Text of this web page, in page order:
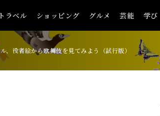
トラベル ショッピング グルメ 芸能 学び
、役者絵から歌舞伎を見てみよう（試行版）